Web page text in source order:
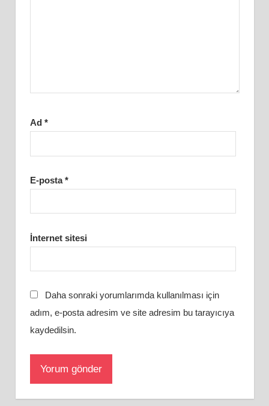
Ad *
E-posta*
İnternet sitesi
Daha sonraki yorumlarımda kullanılması için
adım, e-posta adresim ve site adresim bu tarayıcıya
kaydedilsin.